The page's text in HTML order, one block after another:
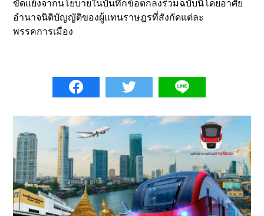
ขัดแย้งจากนโยบายในบันทึกข้อตกลงร่วมฉบับนี้โดยอาศัย
อำนาจนิติบัญญัติของผู้แทนราษฎรที่สังกัดแต่ละ
พรรคการเมือง